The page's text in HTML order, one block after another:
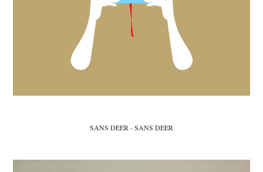
SANS DEER - SANS DEER